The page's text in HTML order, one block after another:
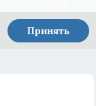
Принять